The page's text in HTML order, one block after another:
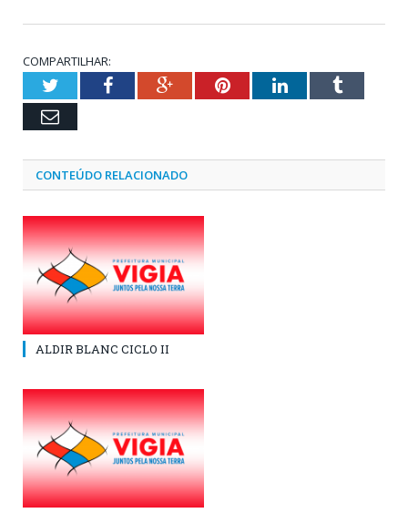
COMPARTILHAR:
TwitterFacebookGoogle+PinterestLinkedInTumblr
Email
CONTEÚDO RELACIONADO
ALDIR BLANC CICLO II